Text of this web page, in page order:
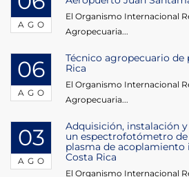
AGO
El Organismo Internacional
Agropecuaria...
06
AGO
Técnico agropecuario de
Rica
El Organismo Internacional
Agropecuaria...
03
AGO
Adquisición, instalación
un espectrofotómetro
plasma de acoplamiento
Costa Rica
El Organismo Internacional